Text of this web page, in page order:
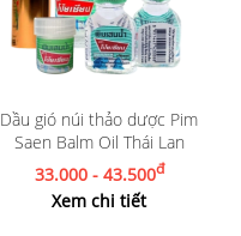
Dầu gió núi thảo dược Pim
Saen Balm Oil Thái Lan
33.000 - 43.500đ
Xem chi tiết